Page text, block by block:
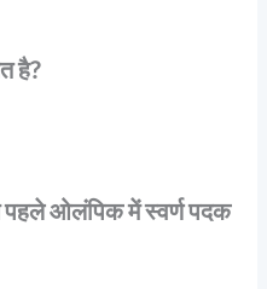
है?
पहले ओलंपिक में स्वर्ण पदक